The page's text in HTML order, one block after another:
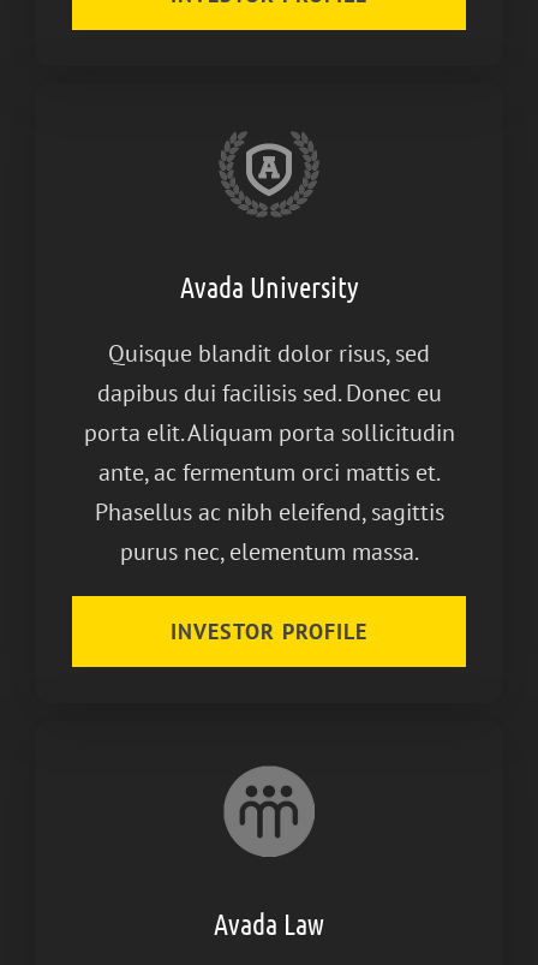
Avada University
Quisque blandit dolor risus, sed
dapibus dui facilisis sed. Donec eu
porta elit. Aliquam porta sollicitudin
ante, ac fermentum orci mattis et.
Phasellus ac nibh eleifend, sagittis
purus nec, elementum massa.
INVESTOR PROFILE
Avada Law